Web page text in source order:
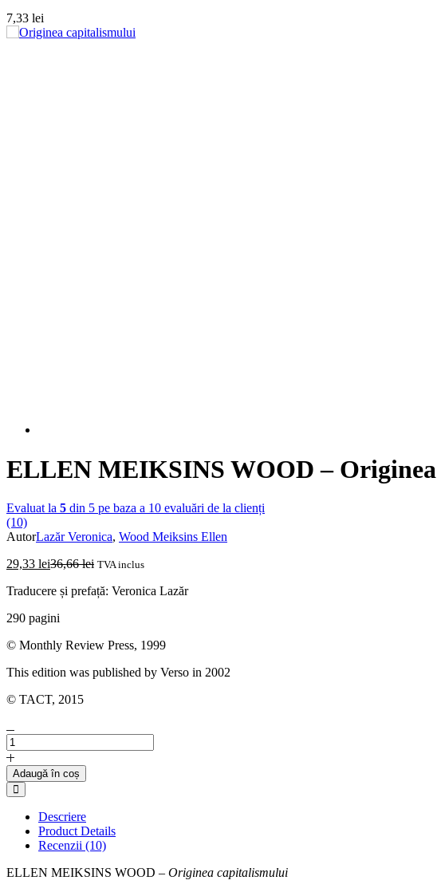
7,33 lei
ELLEN MEIKSINS WOOD –
Evaluat la 5 din 5 pe baza a 10 evaluări de la clienți
(10)
AutorLazăr Veronica, Wood Meiksins Ellen
29,33 lei36,66lei TVA inclus
Traducere și prefață: Veronica Lazăr
290 pagini
© Monthly Review Press, 1999
This edition was published by Verso in 2002
© TACT, 2015
Cantitate
ELLEN
MEIKSINS
WOOD
-
Originea
capitalismului
Adaugă în coș
Compare
Descriere
Product Details
Recenzii (10)
ELLEN MEIKSINS WOOD – Originea capitalismului